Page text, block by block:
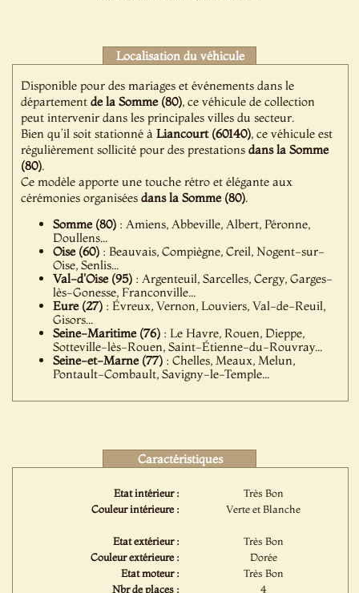
Localisation du véhicule
Disponible pour des mariages et événements dans le
départementde la Somme (80), ce véhicule de collection
peut intervenir dans les principales villes du secteur.
Bien qu’il soit stationné àLiancourt (60140), ce véhicule est
régulièrement sollicité pour des prestationsdans la Somme
(80).
Ce modèle apporte une touche rétro et élégante aux
cérémonies organiséesdans la Somme (80).
Somme (80) : Amiens, Abbeville, Albert, Péronne,
Doullens...
Oise (60) : Beauvais, Compiègne, Creil, Nogent-sur-
Oise, Senlis...
Val-d'Oise (95) : Argenteuil, Sarcelles, Cergy, Garges-
lès-Gonesse, Franconville...
Eure (27) : Évreux, Vernon, Louviers, Val-de-Reuil,
Gisors...
Seine-Maritime (76) : Le Havre, Rouen, Dieppe,
Sotteville-lès-Rouen, Saint-Étienne-du-Rouvray...
Seine-et-Marne (77) : Chelles, Meaux, Melun,
Pontault-Combault, Savigny-le-Temple...
Caractéristiques
Etat intérieur :
Très Bon
Couleur intérieure :
Verte et Blanche
Etat extérieur :
Très Bon
Couleur extérieure :
Dorée
Etat moteur :
Très Bon
Nbr de places :
4